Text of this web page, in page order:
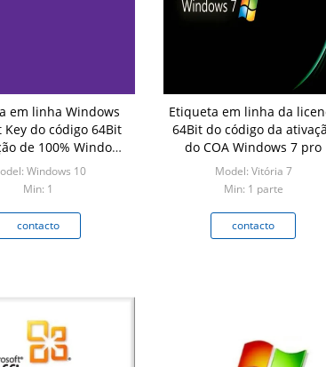
em linha Windows
Key do código 64Bit
100% Windows
10
Windows 10
Min: 1
contacto
Etiqueta em linha da
64Bit do código da
do COA Windows 7 pro
Model: Vitória 7
Min: 1 parte
contacto